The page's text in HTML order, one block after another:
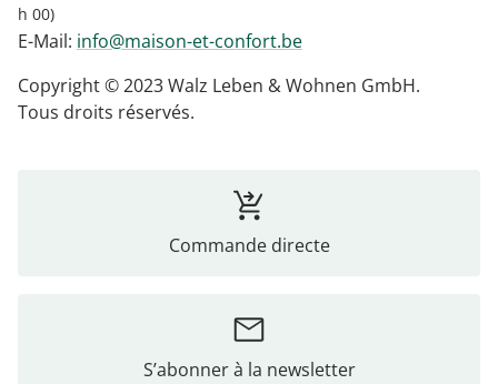
h 00)
E-Mail: info@maison-et-confort.be
Copyright © 2023 Walz Leben & Wohnen GmbH.
Tous droits réservés.
Commande directe
S’abonner à la newsletter